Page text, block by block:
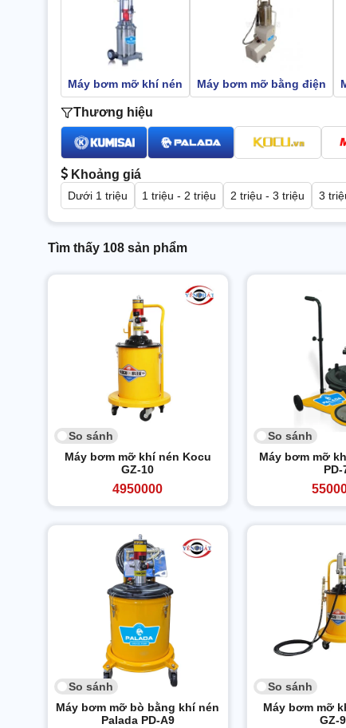
Máy bơm mỡ khí nén Máy bơm mỡ bằng điện
Thương hiệu
Khoảng giá
Dưới 1 triệu 1 triệu - 2 triệu 2 triệu - 3 triệu 3
Tìm thấy 108 sản phẩm
So sánh
Máy bơm mỡ khí nén Kocu
GZ-10
4950000
So sánh
Máy bơm mỡ
PD-
So sánh
Máy bơm mỡ bò bằng khí nén
Palada PD-A9
So sánh
Máy bơm mỡ
GZ-